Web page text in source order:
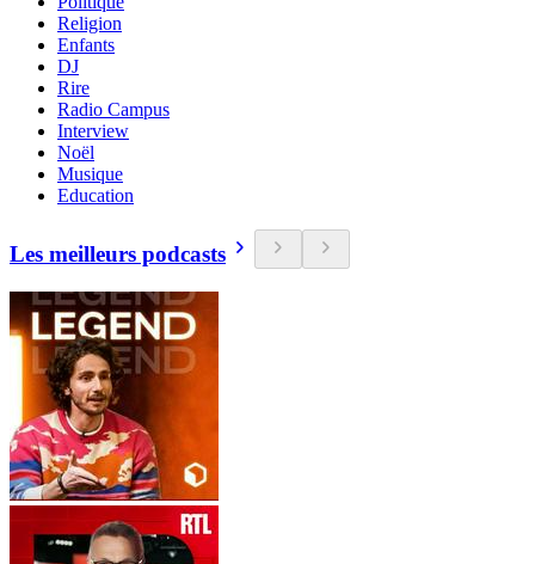
Religion
Enfants
DJ
Rire
Radio Campus
Interview
Noël
Musique
Education
Les meilleurs podcasts